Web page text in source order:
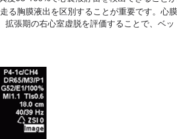
胸膜液出を区別することが重要です。心膜
張期の右心室虚脱を評価することで、ベッ